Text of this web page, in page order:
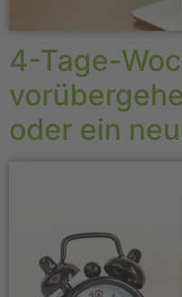
4-Tage-
oder ein